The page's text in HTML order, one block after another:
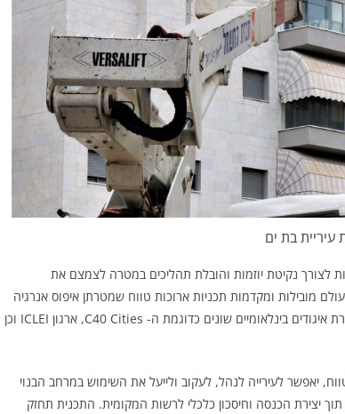
עיריית בת ים
לצורך נקיטת יוזמות והובלת תהליכים במטרה לצמצם את
מובילות ומקדמות תכניות ארוכות טווח שמטרתן איפוס אנרגיה
בינלאומיים שונים כדוגמת ה- C40 Cities, ארגון ICLEI וכן
יאפשר לעירייה לנהל, לעקוב ולייעל את השימוש במרחב הבנוי
יצירת הכנסה וחיסכון כלכלי לרשות המקומית. התכנית תחזק